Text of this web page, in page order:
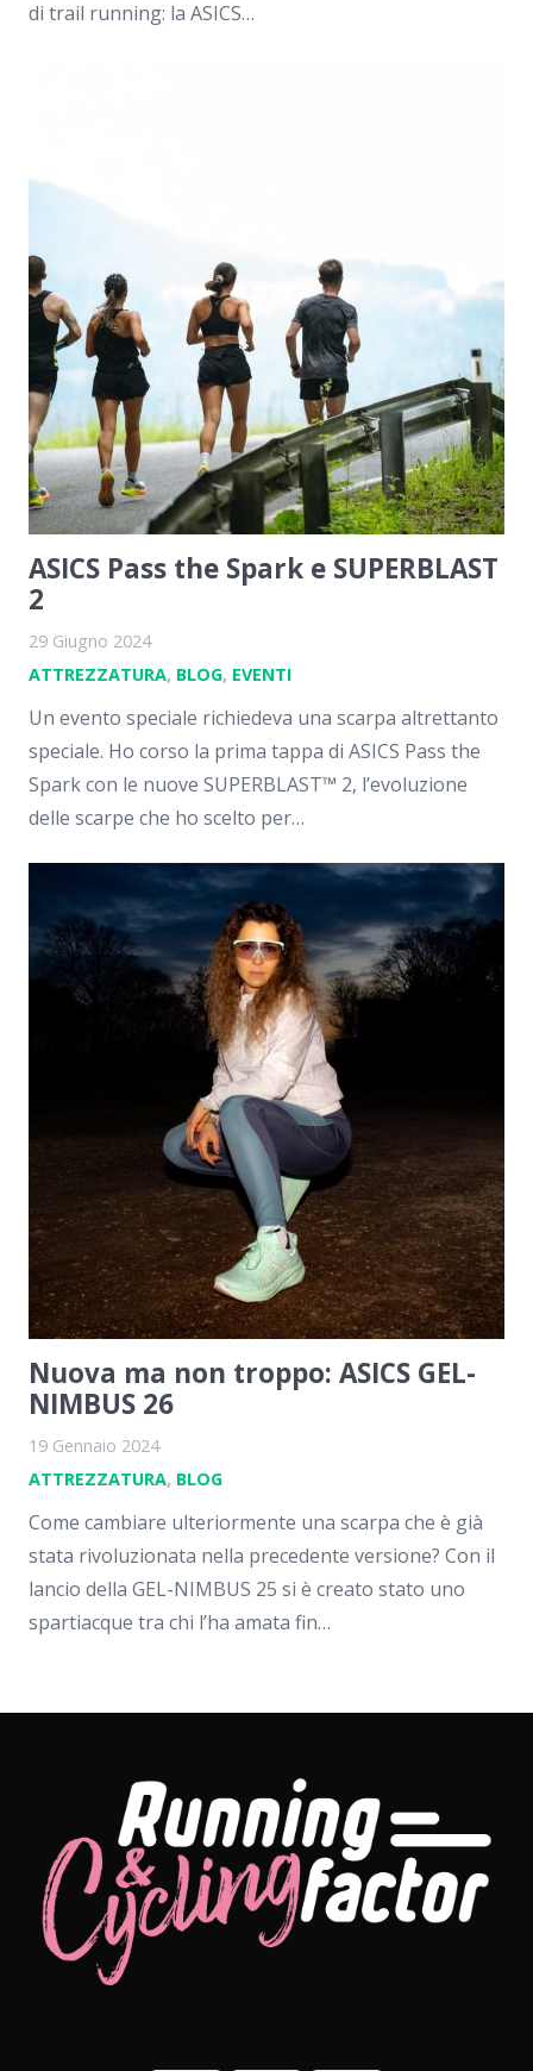
di trail running: la ASICS…
ASICS Pass the Spark e SUPERBLAST
2
29 Giugno 2024
ATTREZZATURA, BLOG, EVENTI
Un evento speciale richiedeva una scarpa altrettanto
speciale. Ho corso la prima tappa di ASICS Pass the
Spark con le nuove SUPERBLAST™ 2, l’evoluzione
delle scarpe che ho scelto per…
Nuova ma non troppo: ASICS GEL-
NIMBUS 26
19 Gennaio 2024
ATTREZZATURA, BLOG
Come cambiare ulteriormente una scarpa che è già
stata rivoluzionata nella precedente versione? Con il
lancio della GEL-NIMBUS 25 si è creato stato uno
spartiacque tra chi l’ha amata fin…